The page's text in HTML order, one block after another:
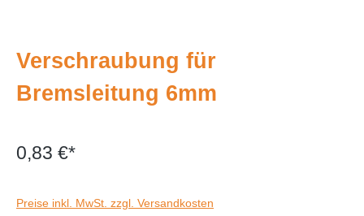
Verschraubung für
Bremsleitung 6mm
0,83 €*
Preise inkl. MwSt. zzgl. Versandkosten